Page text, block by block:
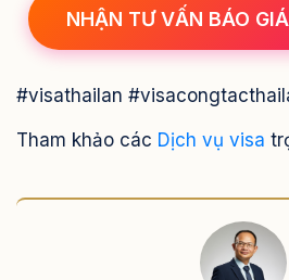
NHẬN TƯ VẤN BÁO
#visathailan
Tham khảo các Dịch vụ visa